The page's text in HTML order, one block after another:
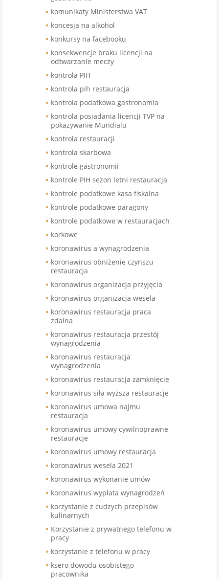
komunikaty Ministerstwa VAT
koncesja na alkohol
konkursy na facebooku
konsekwencje braku licencji na
odtwarzanie meczy
kontrola PIH
kontrola pih restauracja
kontrola podatkowa gastronomia
kontrola posiadania licencji TVP na
pokazywanie Mundialu
kontrola restauracji
kontrola skarbowa
kontrole gastronomii
kontrole PIH sezon letni restauracja
kontrole podatkowe kasa fiskalna
kontrole podatkowe paragony
kontrole podatkowe w restauracjach
korkowe
koronawirus a wynagrodzenia
koronawirus obniżenie czynszu
restauracja
koronawirus organizacja przyjęcia
koronawirus organizacja wesela
koronawirus restauracja praca
zdalna
koronawirus restauracja przestój
wynagrodzenia
koronawirus restauracja
wynagrodzenia
koronawirus restauracja zamknięcie
koronawirus siła wyższa restauracje
koronawirus umowa najmu
restauracja
koronawirus umowy cywilnoprawne
restauracje
koronawirus umowy restauracja
koronawirus wesela 2021
koronawirus wykonanie umów
koronawirus wypłata wynagrodzeń
korzystanie z cudzych przepisów
kulinarnych
Korzystanie z prywatnego telefonu w
pracy
korzystanie z telefonu w pracy
ksero dowodu osobistego
pracownika